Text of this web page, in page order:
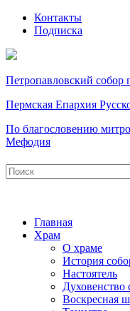
Контакты
Подписка
Петропавловский собор
Пермская Епархия
По благословению
Мефодия
Главная
Храм
О храме
История
Настоятель
Духовенство
Воскресная